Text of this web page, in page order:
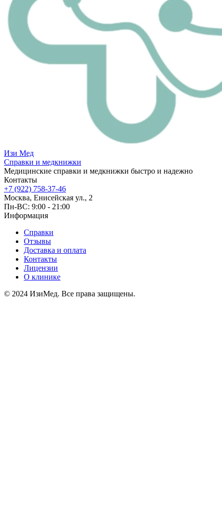
Изи Мед
Справки и медкнижки
Медицинские справки и медкнижки быстро и надежно
Контакты
+7 (922) 758-37-46
Москва, Енисейская ул., 2
Пн-ВС: 9:00 - 21:00
Информация
Справки
Отзывы
Доставка и оплата
Контакты
Лицензии
О клинике
© 2024 ИзиМед. Все права защищены.